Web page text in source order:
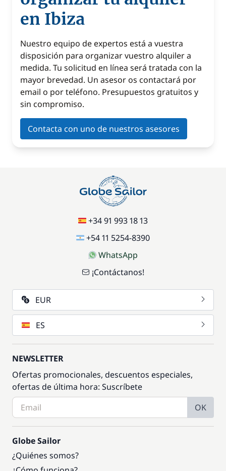
en Ibiza
Nuestro equipo de expertos está a vuestra
disposición para organizar vuestro alquiler a
medida. Tu solicitud en línea será tratada con la
mayor brevedad. Un asesor os contactará por
email o por teléfono. Presupuestos gratuitos y
sin compromiso.
Contacta con uno de nuestros asesores
+34 91 993 18 13
+54 11 5254-8390
WhatsApp
¡Contáctanos!
EUR
ES
NEWSLETTER
Ofertas promocionales, descuentos especiales,
ofertas de última hora: Suscríbete
OK
Globe Sailor
¿Quiénes somos?